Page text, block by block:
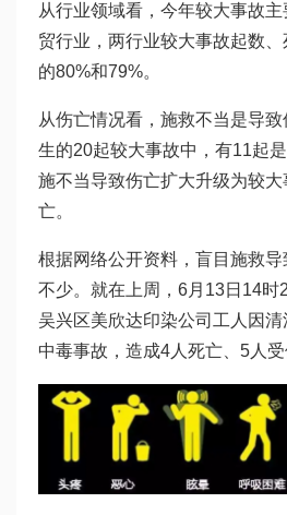
从行业领域看，今年较大事故
贸行业，两行业较大事故起数
的80%和79%。
从伤亡情况看，施救不当是导
生的20起较大事故中，有11起
施不当导致伤亡扩大升级为较
亡。
根据网络公开资料，盲目施救
不少。就在上周，6月13日14时
吴兴区美欣达印染公司工人因
中毒事故，造成4人死亡、5人受